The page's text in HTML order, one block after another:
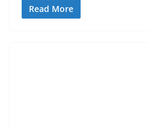
Read More